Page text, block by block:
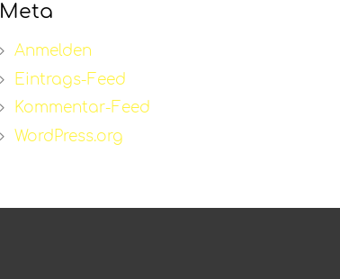
Meta
Anmelden
Eintrags-Feed
Kommentar-Feed
WordPress.org